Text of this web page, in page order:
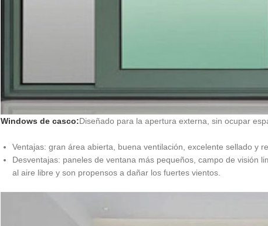
Windows de casco:Diseñado para la apertura externa, sin ocupar
Ventajas: gran área abierta, buena ventilación, excelente sellado y
Desventajas: paneles de ventana más pequeños, campo de visión
al aire libre y son propensos a dañar los fuertes vientos.